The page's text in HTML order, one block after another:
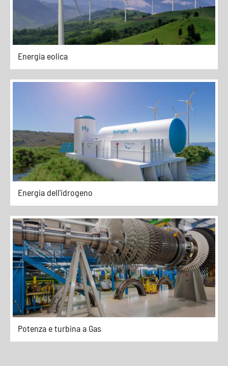
Energia eolica
Energia dell'idrogeno
Potenza e turbina a Gas